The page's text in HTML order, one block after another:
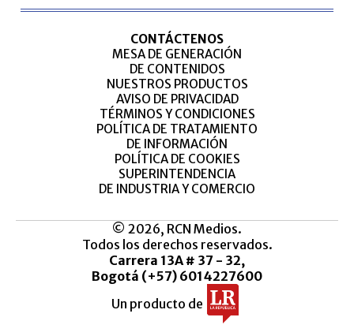
CONTÁCTENOS
MESA DE GENERACIÓN
DE CONTENIDOS
NUESTROS PRODUCTOS
AVISO DE PRIVACIDAD
TÉRMINOS Y CONDICIONES
POLÍTICA DE TRATAMIENTO
DE INFORMACIÓN
POLÍTICA DE COOKIES
SUPERINTENDENCIA
DE INDUSTRIA Y COMERCIO
© 2026, RCN Medios.
Todos los derechos reservados.
Carrera 13A # 37 - 32,
Bogotá (+57) 6014227600
Un producto de